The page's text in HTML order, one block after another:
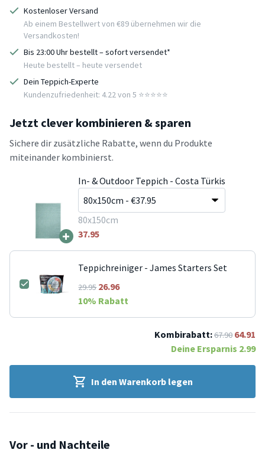
Kostenloser Versand
Ab einem Bestellwert von €89 übernehmen wir die
Versandkosten!
Bis 23:00 Uhr bestellt – sofort versendet*
Heute bestellt – heute versendet
Dein Teppich-Experte
Kundenzufriedenheit: 4.22 von 5 ⭐️⭐️⭐️⭐️⭐️
Jetzt clever kombinieren & sparen
Sichere dir zusätzliche Rabatte, wenn du Produkte
miteinander kombinierst.
+
In- & Outdoor Teppich - Costa Türkis
80x150cm
37.95
Teppichreiniger - James Starters Set
29.9526.96
10% Rabatt
Kombirabatt:67.90 64.91
Deine Ersparnis 2.99
In den Warenkorb legen
Vor - und Nachteile